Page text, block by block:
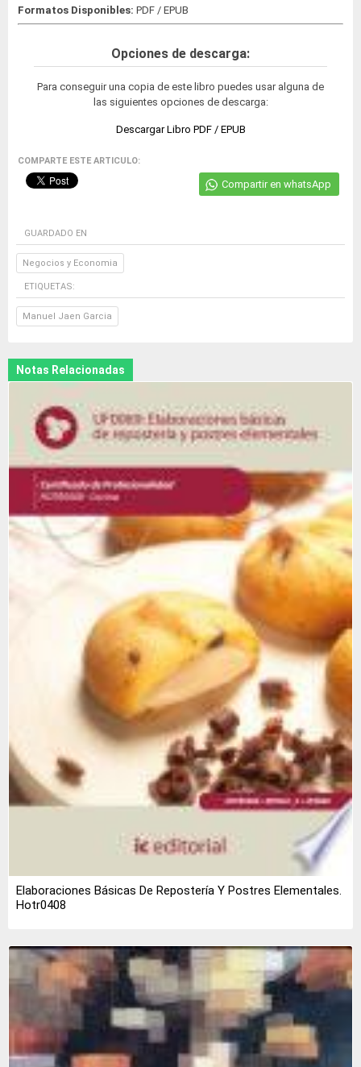
Formatos Disponibles: PDF / EPUB
Opciones de descarga:
Para conseguir una copia de este libro puedes usar alguna de
las siguientes opciones de descarga:
Descargar Libro PDF / EPUB
COMPARTE ESTE ARTICULO:
Compartir en whatsApp
GUARDADO EN
Negocios y Economia
ETIQUETAS:
Manuel Jaen Garcia
Notas Relacionadas
Elaboraciones Básicas De Repostería Y Postres Elementales.
Hotr0408